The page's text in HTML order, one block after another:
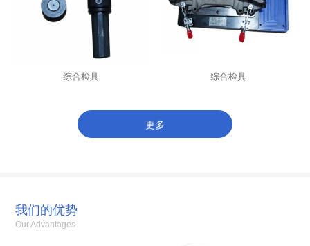
综合检具 综合检具
更多
我们的优势
Our Advantages